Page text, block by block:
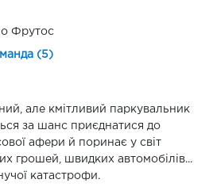
Фрутос
(5)
але кмітливий паркувальник
за шанс приєднатися до
афери й поринає у світ
грошей, швидких автомобілів...
катастрофи.